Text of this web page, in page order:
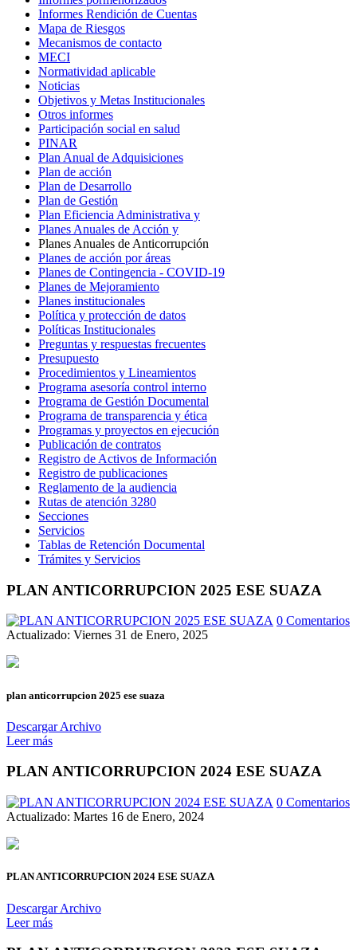
Informes Rendición de Cuentas
Mapa de Riesgos
Mecanismos de contacto
MECI
Normatividad aplicable
Noticias
Objetivos y Metas Institucionales
Otros informes
Participación social en salud
PINAR
Plan Anual de Adquisiciones
Plan de acción
Plan de Desarrollo
Plan de Gestión
Plan Eficiencia Administrativa y
Planes Anuales de Acción y
Planes Anuales de Anticorrupción
Planes de acción por áreas
Planes de Contingencia - COVID-19
Planes de Mejoramiento
Planes institucionales
Política y protección de datos
Políticas Institucionales
Preguntas y respuestas frecuentes
Presupuesto
Procedimientos y Lineamientos
Programa asesoría control interno
Programa de Gestión Documental
Programa de transparencia y ética
Programas y proyectos en ejecución
Publicación de contratos
Registro de Activos de Información
Registro de publicaciones
Reglamento de la audiencia
Rutas de atención 3280
Secciones
Servicios
Tablas de Retención Documental
Trámites y Servicios
PLAN ANTICORRUPCION 2025 ESE SUAZA
0 Comentarios
Actualizado: Viernes 31 de Enero, 2025
plan anticorrupcion 2025 ese suaza
Descargar Archivo
Leer más
PLAN ANTICORRUPCION 2024 ESE SUAZA
0 Comentarios
Actualizado: Martes 16 de Enero, 2024
PLAN ANTICORRUPCION 2024 ESE SUAZA
Descargar Archivo
Leer más